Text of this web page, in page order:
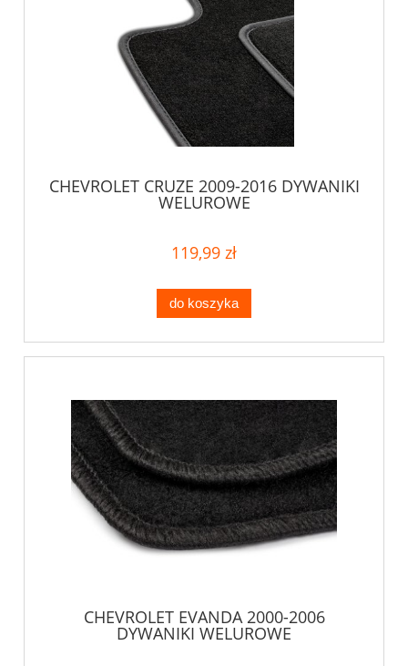
CHEVROLET CRUZE 2009-2016 DYWANIKI
WELUROWE
119,99 zł
do koszyka
CHEVROLET EVANDA 2000-2006
DYWANIKI WELUROWE